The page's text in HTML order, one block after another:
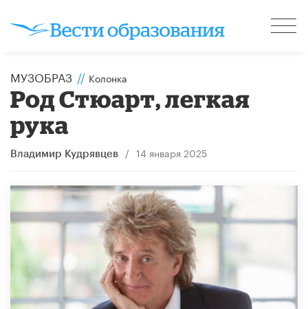
МУЗОБРАЗ // Колонка
Род Стюарт, легкая
рука
Владимир Кудрявцев / 14 января 2025